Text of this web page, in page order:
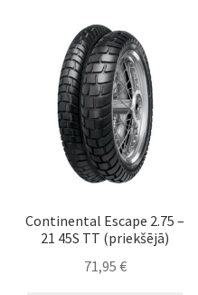
Continental Escape 2.75 –
21 45S TT (priekšējā)
71,95 €